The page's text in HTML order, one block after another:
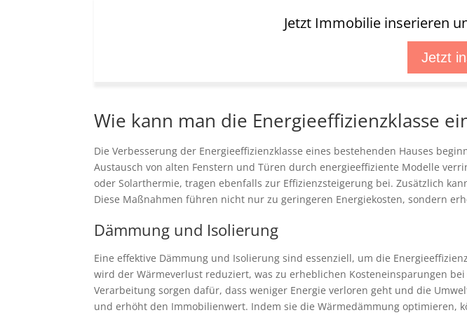
Jetzt Immobilie inserieren
Jetzt
Wie kann man die Energieeffizienzklasse
Die Verbesserung der Energieeffizienzklasse eines bestehenden Hauses
Austausch von alten Fenstern und Türen durch energieeffiziente Modelle
oder Solarthermie, tragen ebenfalls zur Effizienzsteigerung bei. Zusätzlich
Diese Maßnahmen führen nicht nur zu geringeren Energiekosten, sondern
Dämmung und Isolierung
Eine effektive Dämmung und Isolierung sind essenziell, um die
wird der Wärmeverlust reduziert, was zu erheblichen Kosteneinsparungen
Verarbeitung sorgen dafür, dass weniger Energie verloren geht und die
und erhöht den Immobilienwert. Indem sie die Wärmedämmung